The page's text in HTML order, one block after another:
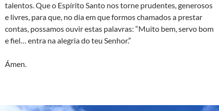
talentos. Que o Espírito Santo nos torne prudentes, generosos
e livres, para que, no dia em que formos chamados a prestar
contas, possamos ouvir estas palavras: “Muito bem, servo bom
e fiel… entra na alegria do teu Senhor.”
Ámen.